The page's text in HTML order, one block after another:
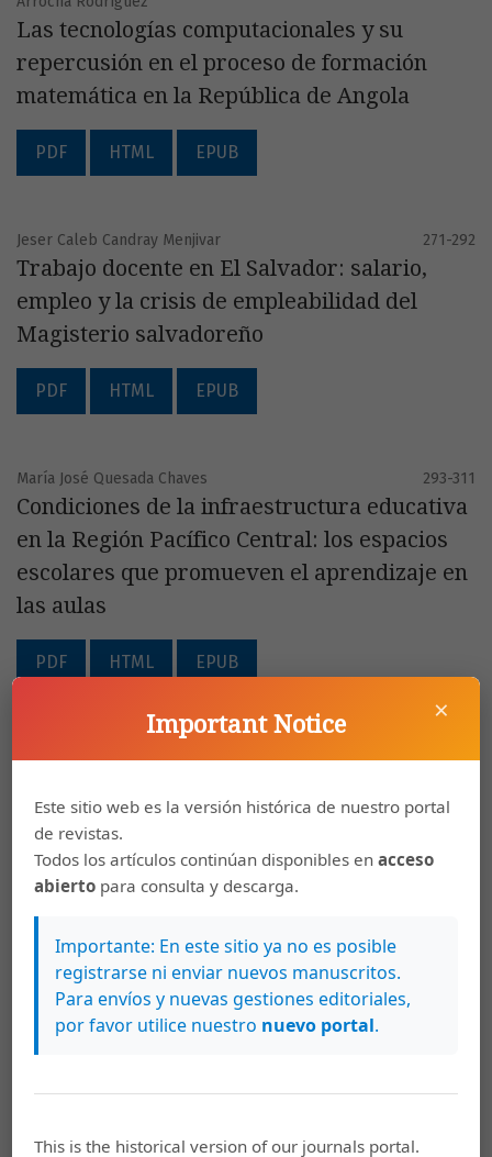
Las tecnologías computacionales y su
repercusión en el proceso de formación
matemática en la República de Angola
PDF HTML EPUB
Jeser Caleb Candray Menjivar 271-292
Trabajo docente en El Salvador: salario,
empleo y la crisis de empleabilidad del
Magisterio salvadoreño
PDF HTML EPUB
María José Quesada Chaves 293-311
Condiciones de la infraestructura educativa
en la Región Pacífico Central: los espacios
escolares que promueven el aprendizaje en
las aulas
PDF HTML EPUB
de comunicación en la Universidad
Cooperativa de Colombia
EPUB
Olga Alicia Gallardo Milanés, Cristina Satiê de
Olivera Pátaro, Frank Antonio Mezzomo
Los estudiantes universitarios de
×
Important Notice
Este sitio web es la versión histórica de nuestro portal
de revistas.
Todos los artículos continúan disponibles enacceso
abierto para consulta y descarga.
Importante: En este sitio ya no es posible
registrarse ni enviar nuevos manuscritos.
Para envíos y nuevas gestiones editoriales,
por favor utilice nuestro nuevo portal.
This is the historical version of our journals portal.